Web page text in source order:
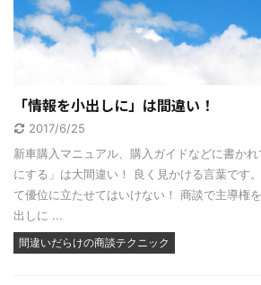
「情報を小出しに」は間違い！
2017/6/25
新車購入マニュアル、購入ガイドなどに書か
にする」は大間違い！ 良く見かける言葉です
て優位に立たせてはいけない！ 商談で主導権
出しに ...
間違いだらけの商談テクニック